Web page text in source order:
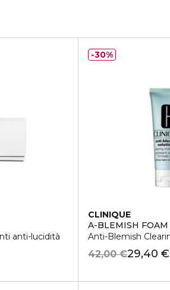
anti-lucidità
CLINIQUE
A-BLEMISH FOAM
Anti-Blemish
29,40 €
42,00 €
30%